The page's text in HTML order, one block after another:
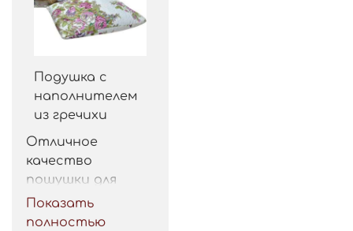
Подушка с
наполнителем
из гречихи
Отличное
качество
пошушки для
такой цены.
Рекомендую.
Показать
полностью